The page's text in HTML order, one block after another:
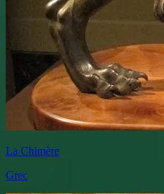
La Chimère
Grec